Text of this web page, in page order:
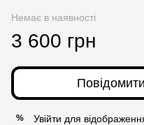
Немає в наявності
3 600 грн
% Увійти для